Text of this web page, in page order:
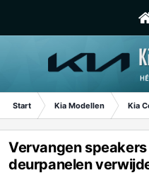
Start Kia Modellen Kia
Vervangen
deurpanelen